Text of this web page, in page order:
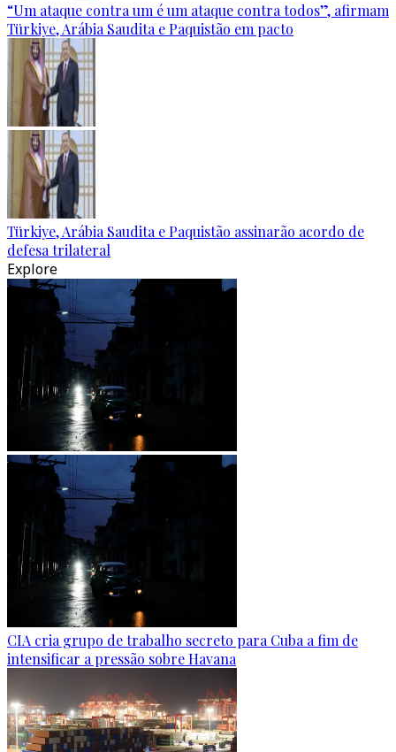
“Um ataque contra um é um ataque contra todos”, afirmam
Türkiye, Arábia Saudita e Paquistão em pacto
Türkiye, Arábia Saudita e Paquistão assinarão acordo de
defesa trilateral
Explore
CIA cria grupo de trabalho secreto para Cuba a fim de
intensificar a pressão sobre Havana